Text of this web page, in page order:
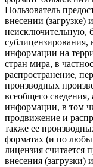
Пользователь
внесении
неисключительную,
сублицензирования,
информации на
стран мира, в
распространение,
производных
всеобщего
информации, в том
продвижение и
также ее
форматах (и по
лицензия считается
внесения